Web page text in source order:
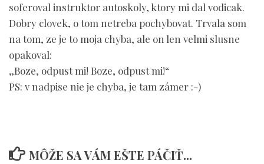
soferoval instruktor autoskoly, ktory mi dal vodicak.
Dobry clovek, o tom netreba pochybovat. Trvala som
na tom, ze je to moja chyba, ale on len velmi slusne
opakoval:
„Boze, odpust mi! Boze, odpust mi!“
PS: v nadpise nie je chyba, je tam zámer :-)
MÔŽE SA VÁM EŠTE PÁČIŤ...